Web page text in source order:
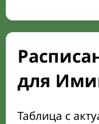
для
Таблица с